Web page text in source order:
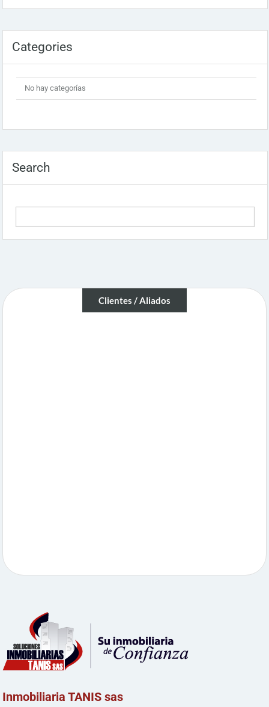
Categories
No hay categorías
Search
Clientes / Aliados
Inmobiliaria TANIS sas